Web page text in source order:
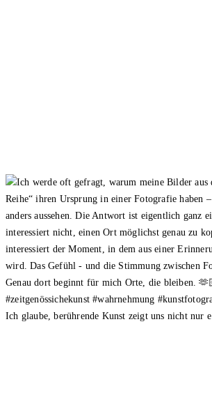
Ich glaube, berührende Kunst zeigt uns nicht nur e